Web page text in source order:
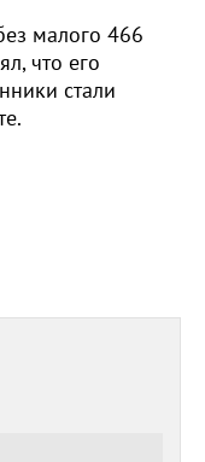
малого 466
что его
стали